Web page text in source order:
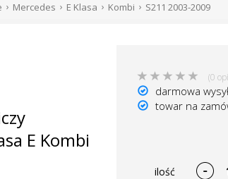
Mercedes E Klasa Kombi S211 2003-2009
E Kombi
(0
darmowa
towar na
ilość